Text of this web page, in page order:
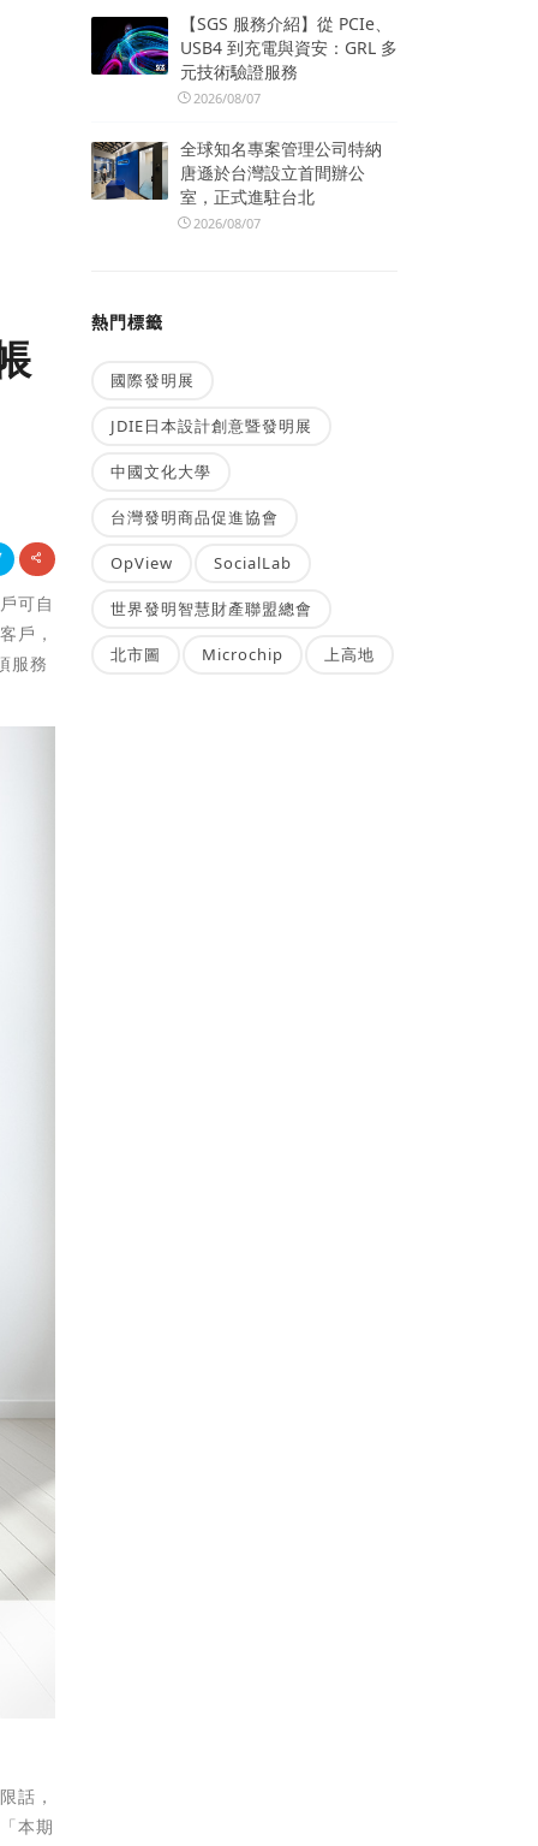
可自
戶，
服務
話，
本期
【SGS 服務介紹】從 PCIe、
USB4 到充電與資安：GRL 多
元技術驗證服務
2026/08/07
全球知名專案管理公司特納
唐遜於台灣設立首間辦公
室，正式進駐台北
2026/08/07
熱門標籤
國際發明展
JDIE日本設計創意暨發明展
中國文化大學
台灣發明商品促進協會
OpView SocialLab
世界發明智慧財產聯盟總會
北市圖 Microchip 上高地